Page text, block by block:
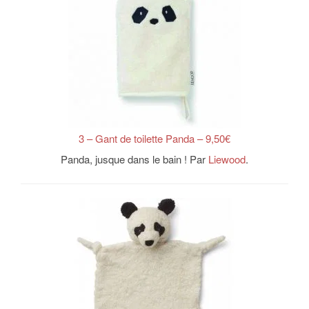
3 – Gant de toilette Panda – 9,50€
Panda, jusque dans le bain ! Par Liewood.